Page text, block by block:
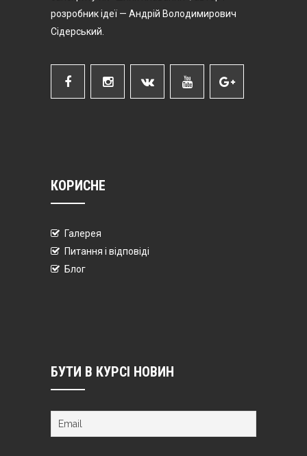
розробник ідеї — Андрій Володимирович
Сідерський.
КОРИСНЕ
Галерея
Питання і відповіді
Блог
БУТИ В КУРСІ НОВИН